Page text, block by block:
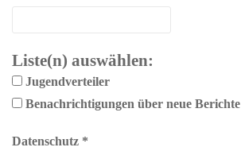
Liste(n) auswählen:
Jugendverteiler
Benachrichtigungen über neue Berichte
Datenschutz *